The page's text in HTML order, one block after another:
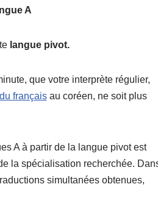
A
langue pivot.
que votre interprète régulier,
françaisau coréen, ne soit plus
A à partir de la langue pivot est
la spécialisation recherchée.
simultanées obtenues,